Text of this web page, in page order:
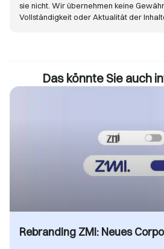
sie nicht. Wir übernehmen keine
Vollständigkeit oder Aktualität der
Das könnte Sie auch
Rebranding ZMI: Neues